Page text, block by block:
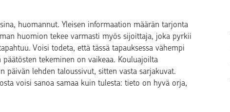
huomannut. Yleisen informaation määrän tarjonta
huomion tekee varmasti myös sijoittaja, joka pyrkii
Voisi todeta, että tässä tapauksessa vähempi
tekeminen on vaikeaa. Kouluajoilta
päivän lehden taloussivut, sitten vasta sarjakuvat.
voisi sanoa samaa kuin tulesta: tieto on hyvä orja,